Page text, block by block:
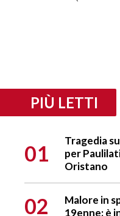
PIÙ LETTI
01
Tragedia
per
Oristano
02
Malore in
19enne: è